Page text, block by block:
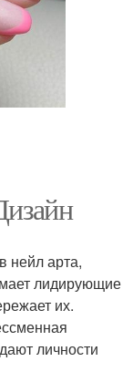
нейл арта,
лидирующие
их.
личности